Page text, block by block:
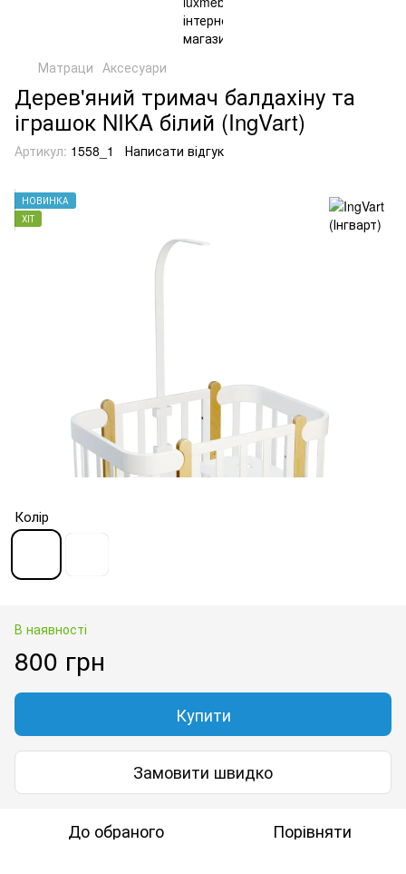
Матраци Аксесуари
Дерев'яний тримач балдахіну та
іграшок NIKA білий (IngVart)
Артикул: 1558_1 Написати відгук
НОВИНКА
ХІТ
Колір
В наявності
800 грн
Купити
Замовити швидко
До обраного Порівняти